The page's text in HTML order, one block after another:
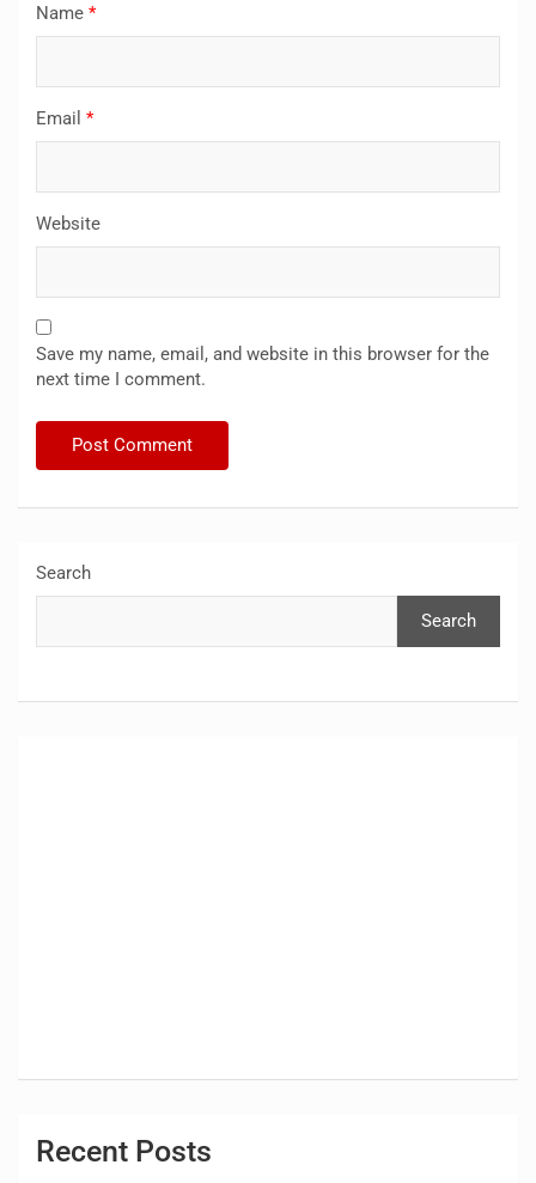
Name *
Email *
Website
Save my name, email, and website in this browser for the
next time I comment.
Search
Search
Recent Posts